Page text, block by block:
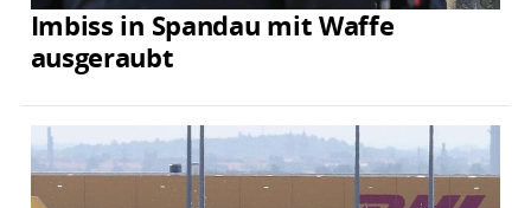
Imbiss in Spandau mit Waffe
ausgeraubt